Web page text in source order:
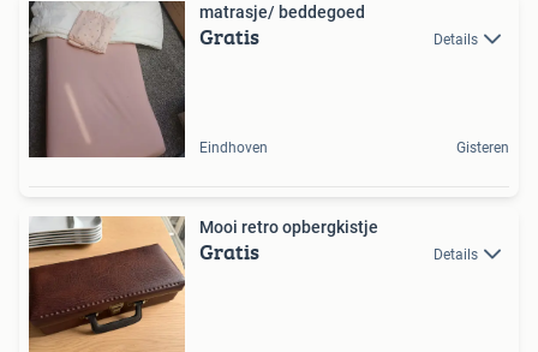
matrasje/ beddegoed
Gratis Details
Eindhoven Gisteren
Mooi retro opbergkistje
Gratis Details